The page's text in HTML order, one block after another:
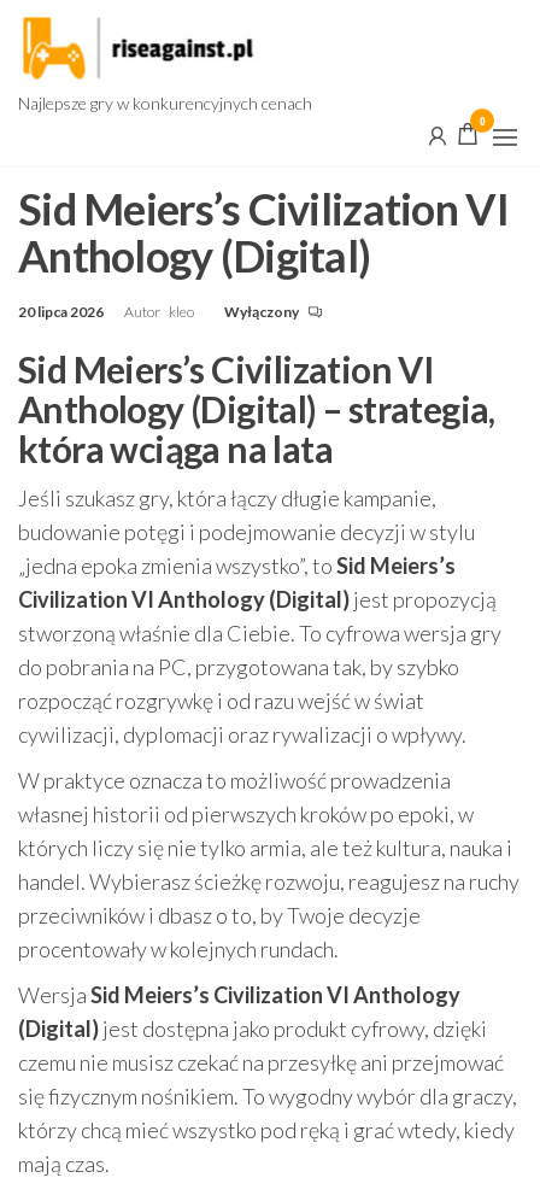
Przejdź
treści
Najlepsze gry w konkurencyjnych cenach
0
Sid Meiers’s Civilization VI
Anthology (Digital)
20 lipca 2026 Autor kleo Wyłączony
Sid Meiers’s Civilization VI
Anthology (Digital) – strategia,
która wciąga na lata
Jeśli szukasz gry, która łączy długie kampanie,
budowanie potęgi i podejmowanie decyzji w stylu
„jedna epoka zmienia wszystko”, toSid Meiers’s
Civilization VI Anthology (Digital)jest propozycją
stworzoną właśnie dla Ciebie. To cyfrowa wersja gry
do pobrania na PC, przygotowana tak, by szybko
rozpocząć rozgrywkę i od razu wejść w świat
cywilizacji, dyplomacji oraz rywalizacji o wpływy.
W praktyce oznacza to możliwość prowadzenia
własnej historii od pierwszych kroków po epoki, w
których liczy się nie tylko armia, ale też kultura, nauka i
handel. Wybierasz ścieżkę rozwoju, reagujesz na ruchy
przeciwników i dbasz o to, by Twoje decyzje
procentowały w kolejnych rundach.
WersjaSid Meiers’s Civilization VI Anthology
(Digital)jest dostępna jako produkt cyfrowy, dzięki
czemu nie musisz czekać na przesyłkę ani przejmować
się fizycznym nośnikiem. To wygodny wybór dla graczy,
którzy chcą mieć wszystko pod ręką i grać wtedy, kiedy
mają czas.